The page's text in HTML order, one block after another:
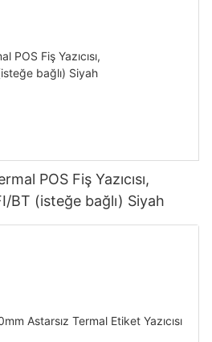
POS Fiş Yazıcısı,
BT (isteğe bağlı) Siyah